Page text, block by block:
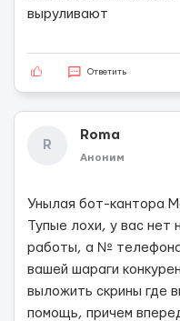
выруливают
Ответить
R
Roma
Аноним
Унылая бот-кантора
Тупые лохи, у вас нет
работы, а № телефона
вашей шараги
выложить скрины где
помощь, причем